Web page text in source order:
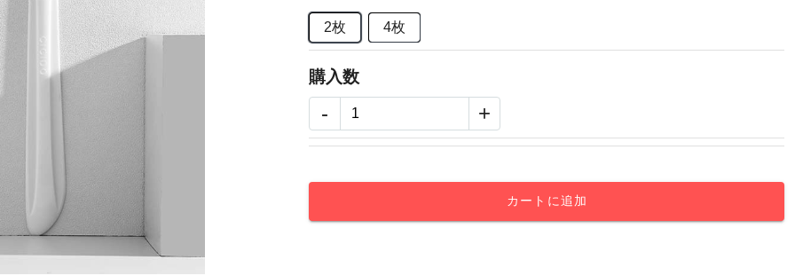
2枚 4枚
購入数
- +
カートに追加